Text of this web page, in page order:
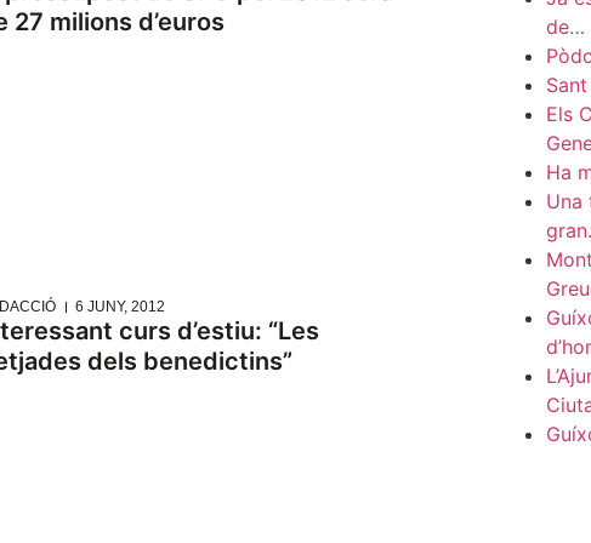
27 milions d’euros
6 JUNY, 2012
curs d’estiu: “Les
dels benedictins”
de…
Els
Ha
Una